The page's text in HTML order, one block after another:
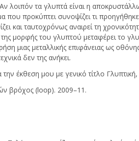
τα γλυπτά είναι η
προκύπτει συνοψίζει τι προηγήθηκε
και ταυτοχρόνως αναιρεί τη
μορφής του γλυπτού μεταφέρει το
μιας μεταλλικής επιφάνειας ως
δεν της ανήκει.
έκθεση μου με γενικό τίτλο
βρόχος (loop). 2009–11.